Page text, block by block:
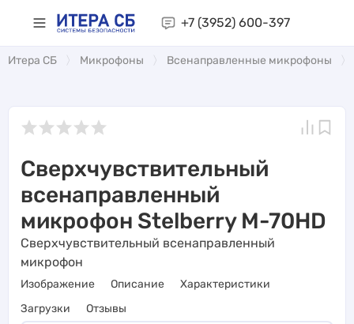
+7 (3952) 600-397
Итера СБ Микрофоны Всенаправленные микрофоны
Сверхчувствительный
всенаправленный
микрофон Stelberry M-70HD
Сверхчувствительный всенаправленный
микрофон
Изображение Описание
Характеристики
Загрузки
Отзывы